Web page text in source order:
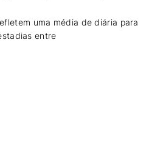
uma média de diária para
entre